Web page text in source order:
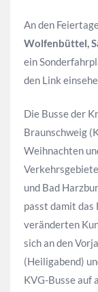
An den
Wolfenbüttel,
ein
den Link
Die Busse der
Braunschweig
Weihnachten
und Bad
passt damit das
veränderten
sich an den
(Heiligabend)
KVG-Busse auf